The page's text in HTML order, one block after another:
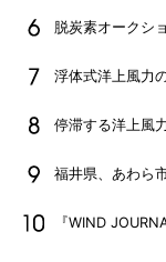
脱炭素オークシ
浮体式洋上風力
停滞する洋上風
福井県、あわら
『WIND